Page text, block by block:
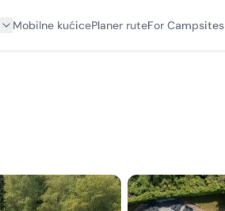
Mobilne kućicePlaner ruteFor Campsites